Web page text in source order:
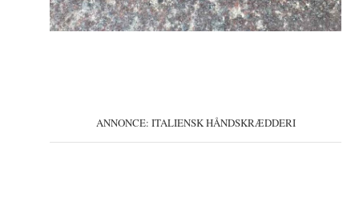
ANNONCE: ITALIENSK HÅNDSKRÆDDERI